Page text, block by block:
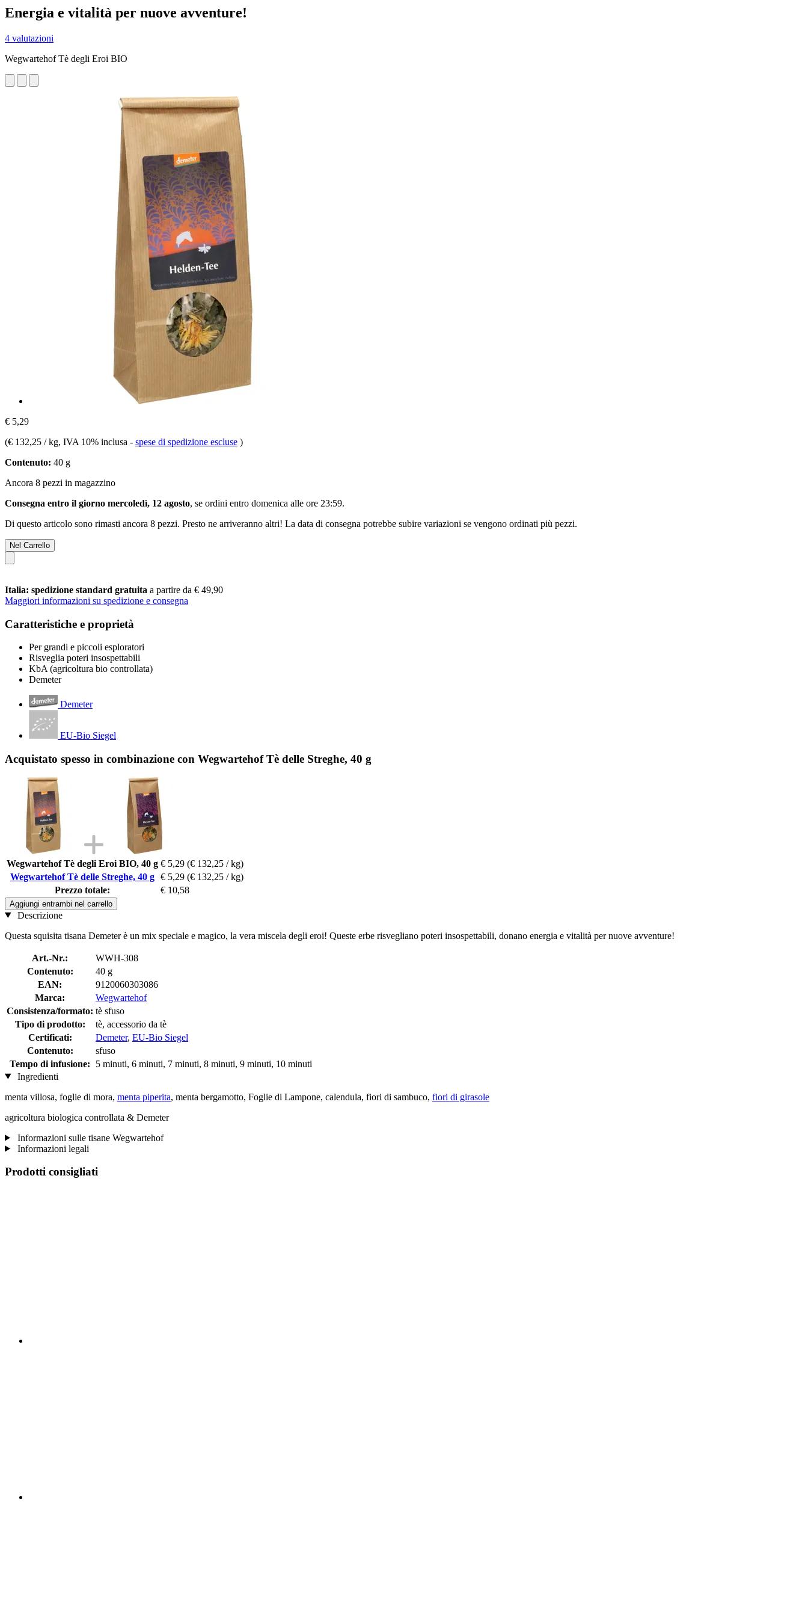
Energia e vitalità per nuove avventure!
4 valutazioni
Wegwartehof Tè degli Eroi BIO
€ 5,29
(€ 132,25 / kg, IVA 10% inclusa - spese di spedizione escluse )
Contenuto: 40 g
Ancora 8 pezzi in magazzino
Consegna entro il giorno mercoledì, 12 agosto, se ordini entro domenica alle ore 23:59.
Di questo articolo sono rimasti ancora 8 pezzi. Presto ne arriveranno altri! La data di consegna potrebbe subire variazioni se vengono ordinati più pezzi.
Nel Carrello
Italia: spedizione standard gratuita a partire da € 49,90
Maggiori informazioni su spedizione e consegna
Caratteristiche e proprietà
Per grandi e piccoli esploratori
Risveglia poteri insospettabili
KbA (agricoltura bio controllata)
Demeter
Demeter
EU-Bio Siegel
Acquistato spesso in combinazione con Wegwartehof Tè delle Streghe, 40 g
Wegwartehof Tè degli Eroi BIO, 40 g € 5,29 (€ 132,25 / kg)
Wegwartehof Tè delle Streghe, 40 g € 5,29 (€ 132,25 / kg)
Prezzo totale:
€ 10,58
Aggiungi entrambi nel carrello
Descrizione
Questa squisita tisana Demeter è un mix speciale e magico, la vera miscela degli eroi! Queste erbe risvegliano poteri insospettabili, donano energia e vitalità per nuove avventure!
Art.-Nr.:
WWH-308
Contenuto:
40 g
EAN:
9120060303086
Marca:
Wegwartehof
Consistenza/formato: tè sfuso
Tipo di prodotto:
tè, accessorio da tè
Certificati:
Demeter, EU-Bio Siegel
Contenuto:
sfuso
Tempo di infusione:
5 minuti, 6 minuti, 7 minuti, 8 minuti, 9 minuti, 10 minuti
Ingredienti
menta villosa, foglie di mora, menta piperita, menta bergamotto, Foglie di Lampone, calendula, fiori di sambuco, fiori di girasole
agricoltura biologica controllata & Demeter
Informazioni sulle tisane Wegwartehof
Informazioni legali
Prodotti consigliati